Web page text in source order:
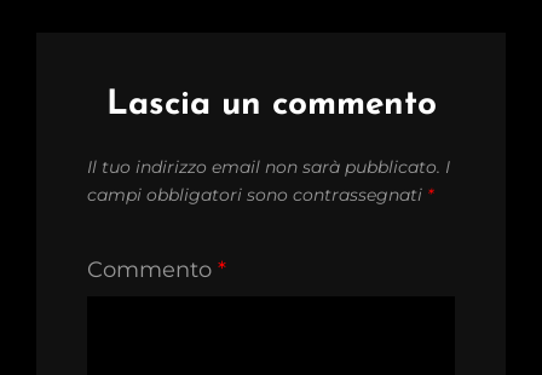
Lascia un commento
Il tuo indirizzo email non sarà pubblicato. I
campi obbligatori sono contrassegnati *
Commento *